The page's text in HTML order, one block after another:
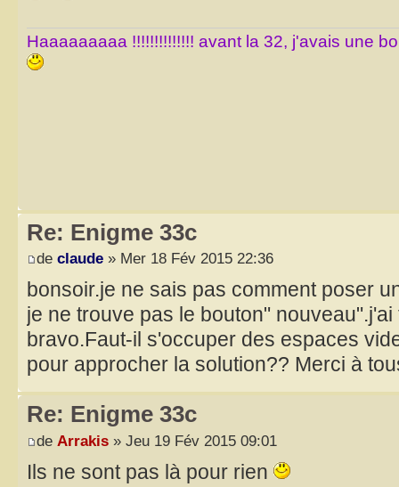
Haaaaaaaaa !!!!!!!!!!!!!! avant la 32, j'avais une
Re: Enigme 33c
de claude » Mer 18 Fév 2015 22:36
bonsoir.je ne sais pas comment poser
je ne trouve pas le bouton"
bravo.Faut-il s'occuper des espaces
pour approcher la solution?? Merci à
Re: Enigme 33c
de Arrakis » Jeu 19 Fév 2015 09:01
Ils ne sont pas là pour rien